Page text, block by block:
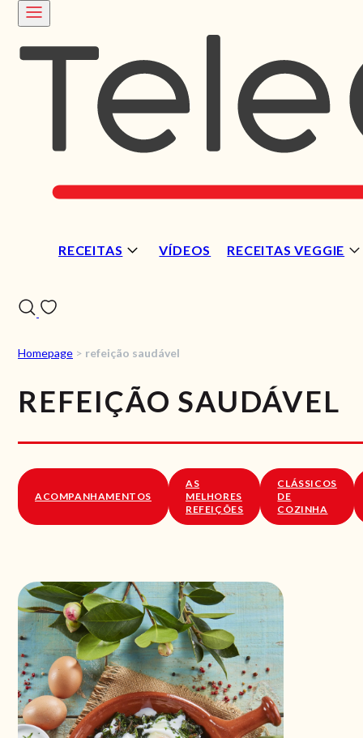
RECEITAS VÍDEOS RECEITAS VEGGIE
Homepage > refeição saudável
REFEIÇÃO SAUDÁVEL
ACOMPANHAMENTOS
AS
MELHORES
REFEIÇÕES
CLÁSSICOS
DE
COZINHA